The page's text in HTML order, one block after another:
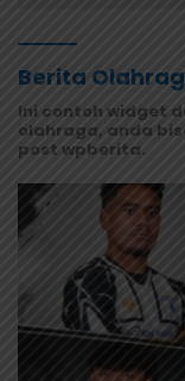
Berita
Ini contoh widget
olahraga, anda
post wpberita.